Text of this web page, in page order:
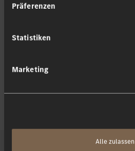
Präferenzen
Statistiken
Marketing
Alle zulassen